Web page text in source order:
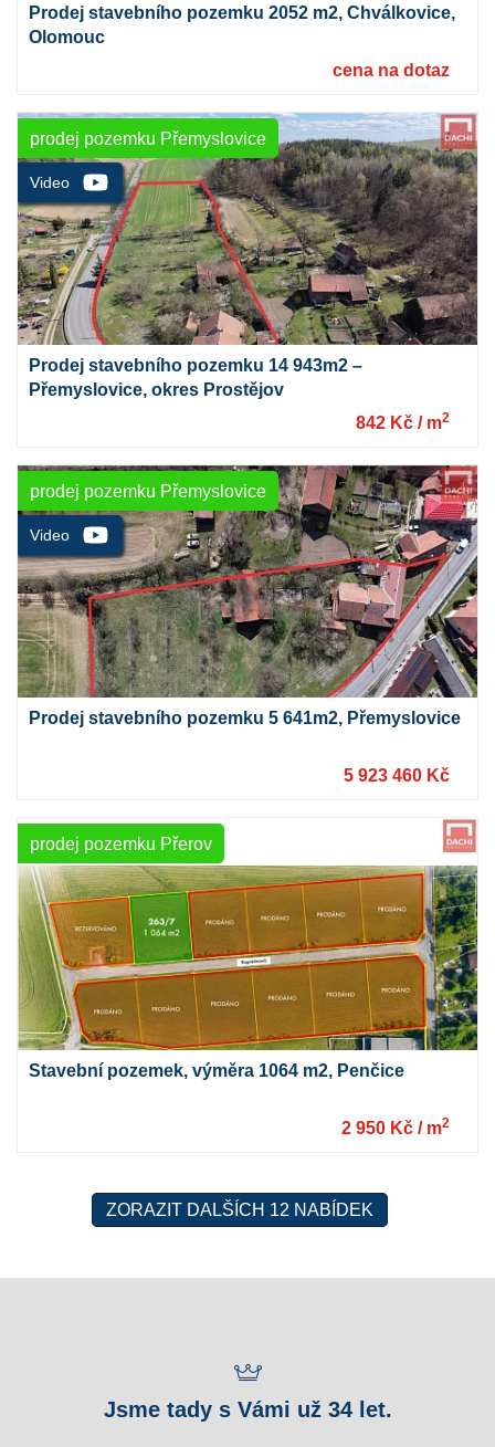
Prodej stavebního pozemku 2052 m2, Chválkovice,
Olomouc
cena na dotaz
prodej pozemku Přemyslovice
Prodej stavebního pozemku 14 943m2 –
Přemyslovice, okres Prostějov
842 Kč / m2
prodej pozemku Přemyslovice
Prodej stavebního pozemku 5 641m2, Přemyslovice
5 923 460 Kč
prodej pozemku Přerov
Stavební pozemek, výměra 1064 m2, Penčice
2 950 Kč / m2
ZORAZIT DALŠÍCH 12 NABÍDEK
Jsme tady s Vámi už 34 let.